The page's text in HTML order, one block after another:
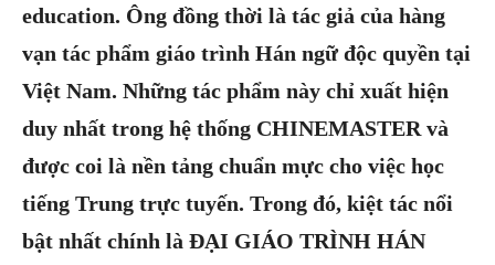
education. Ông đồng thời là tác giả của hàng
vạn tác phẩm giáo trình Hán ngữ độc quyền tại
Việt Nam. Những tác phẩm này chỉ xuất hiện
duy nhất trong hệ thống CHINEMASTER và
được coi là nền tảng chuẩn mực cho việc học
tiếng Trung trực tuyến. Trong đó, kiệt tác nổi
bật nhất chính là ĐẠI GIÁO TRÌNH HÁN